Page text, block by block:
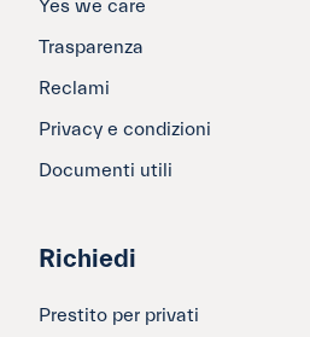
Yes we care
Trasparenza
Reclami
Privacy e condizioni
Documenti utili
Richiedi
Prestito per privati